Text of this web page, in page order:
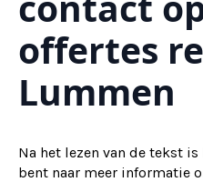
offertes
Lummen
Na het lezen van de tekst
bent naar meer informatie